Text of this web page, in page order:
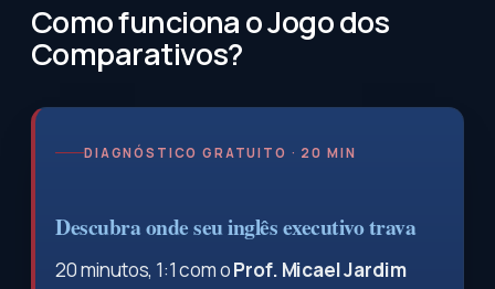
Como funciona o Jogo dos
Comparativos?
DIAGNÓSTICO GRATUITO · 20 MIN
Descubra onde seu inglês executivo trava
20 minutos, 1:1 com oProf. Micael Jardim